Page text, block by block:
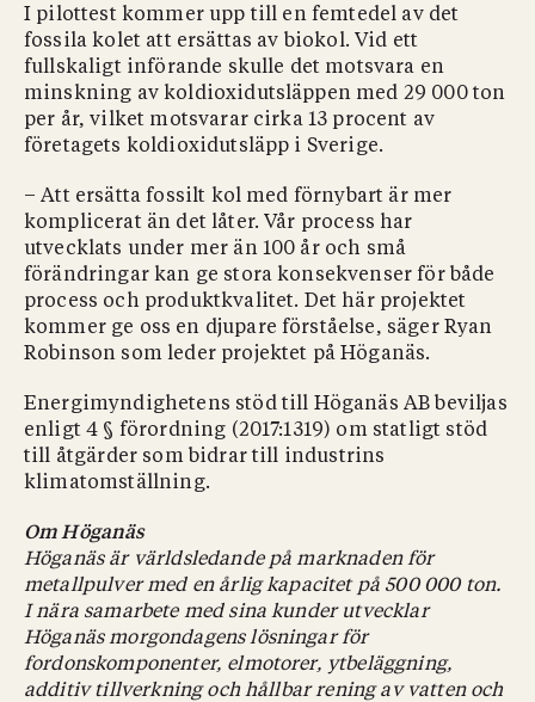
I pilottest kommer upp till en femtedel av det
fossila kolet att ersättas av biokol. Vid ett
fullskaligt införande skulle det motsvara en
minskning av koldioxidutsläppen med 29 000 ton
per år, vilket motsvarar cirka 13 procent av
företagets koldioxidutsläpp i Sverige.
– Att ersätta fossilt kol med förnybart är mer
komplicerat än det låter. Vår process har
utvecklats under mer än 100 år och små
förändringar kan ge stora konsekvenser för både
process och produktkvalitet. Det här projektet
kommer ge oss en djupare förståelse, säger Ryan
Robinson som leder projektet på Höganäs.
Energimyndighetens stöd till Höganäs AB beviljas
enligt 4 § förordning (2017:1319) om statligt stöd
till åtgärder som bidrar till industrins
klimatomställning.
Om Höganäs
Höganäs är världsledande på marknaden för
metallpulver med en årlig kapacitet på 500 000 ton.
I nära samarbete med sina kunder utvecklar
Höganäs morgondagens lösningar för
fordonskomponenter, elmotorer, ytbeläggning,
additiv tillverkning och hållbar rening av vatten och